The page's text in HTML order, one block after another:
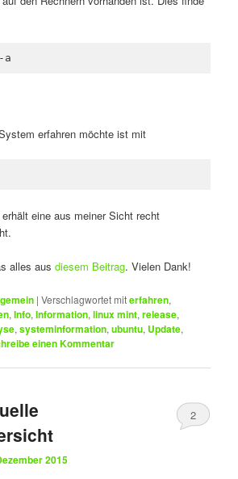
a
erfahren möchte ist mit
eine aus meiner Sicht recht
alles ausdiesem Beitrag. Vielen Dank!
|Verschlagwortet miterfahren,
,Info,Information,linux mint,release,
,systeminformation,ubuntu, Update,
einen Kommentar
2015
2